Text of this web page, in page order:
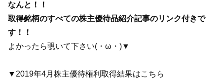
なんと！！
取得銘柄のすべての株主優待品紹介記事のリンク付きで
す！！
よかったら覗いて下さい(・ω・)▼
▼2019年4月株主優待権利取得結果はこちら